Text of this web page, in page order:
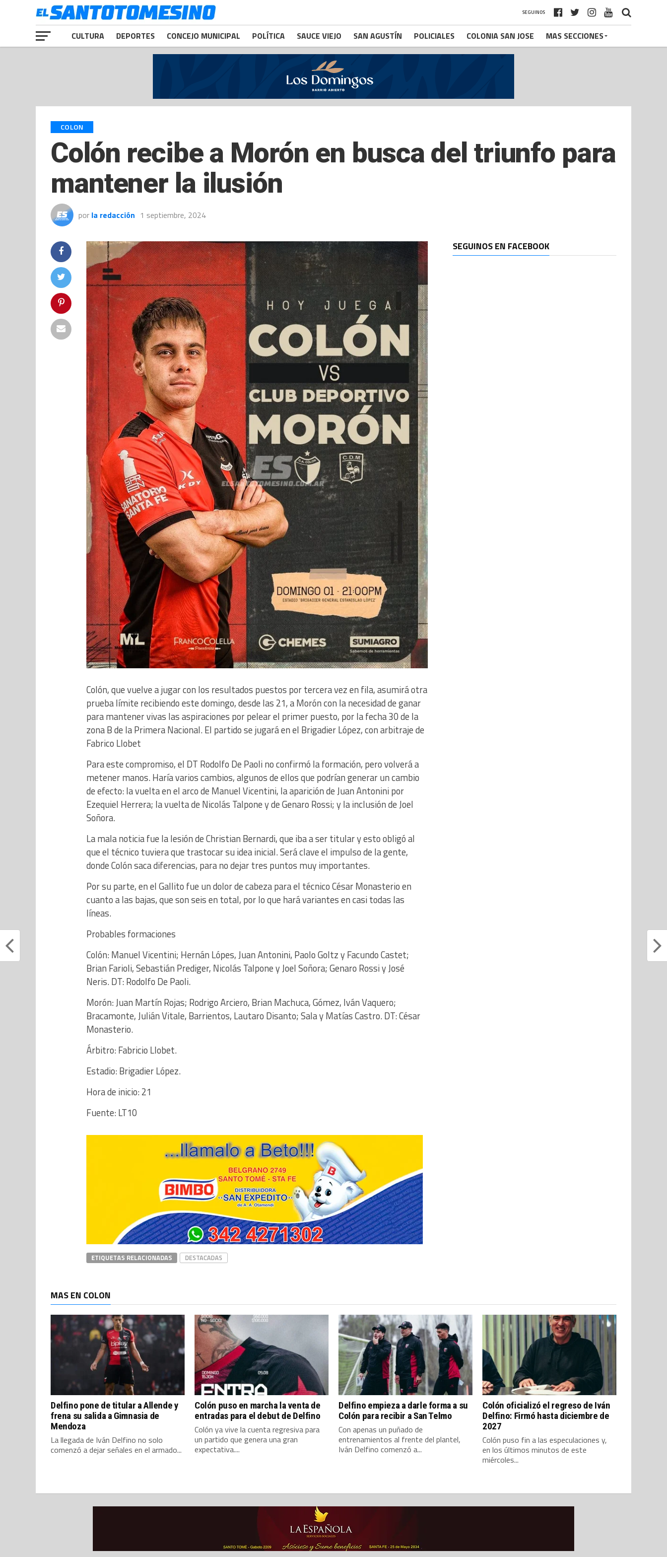
SEGUINOS
CULTURA DEPORTES CONCEJO MUNICIPAL POLÍTICA SAUCE VIEJO SAN AGUSTÍN POLICIALES COLONIA SAN JOSE MAS SECCIONES
COLON
Colón recibe a Morón en busca del triunfo para
mantener la ilusión
por la redacción 1 septiembre, 2024
Colón, que vuelve a jugar con los resultados puestos por tercera vez en fila, asumirá otra
prueba límite recibiendo este domingo, desde las 21, a Morón con la necesidad de ganar
para mantener vivas las aspiraciones por pelear el primer puesto, por la fecha 30 de la
zona B de la Primera Nacional. El partido se jugará en el Brigadier López, con arbitraje de
Fabrico Llobet
Para este compromiso, el DT Rodolfo De Paoli no confirmó la formación, pero volverá a
metener manos. Haría varios cambios, algunos de ellos que podrían generar un cambio
de efecto: la vuelta en el arco de Manuel Vicentini, la aparición de Juan Antonini por
Ezequiel Herrera; la vuelta de Nicolás Talpone y de Genaro Rossi; y la inclusión de Joel
Soñora.
La mala noticia fue la lesión de Christian Bernardi, que iba a ser titular y esto obligó al
que el técnico tuviera que trastocar su idea inicial. Será clave el impulso de la gente,
donde Colón saca diferencias, para no dejar tres puntos muy importantes.
Por su parte, en el Gallito fue un dolor de cabeza para el técnico César Monasterio en
cuanto a las bajas, que son seis en total, por lo que hará variantes en casi todas las
líneas.
Probables formaciones
Colón: Manuel Vicentini; Hernán Lópes, Juan Antonini, Paolo Goltz y Facundo Castet;
Brian Farioli, Sebastián Prediger, Nicolás Talpone y Joel Soñora; Genaro Rossi y José
Neris. DT: Rodolfo De Paoli.
Morón: Juan Martín Rojas; Rodrigo Arciero, Brian Machuca, Gómez, Iván Vaquero;
Bracamonte, Julián Vitale, Barrientos, Lautaro Disanto; Sala y Matías Castro. DT: César
Monasterio.
Árbitro: Fabricio Llobet.
Estadio: Brigadier López.
Hora de inicio: 21
Fuente: LT10
ETIQUETAS RELACIONADAS DESTACADAS
SEGUINOS EN FACEBOOK
MAS EN COLON
Delfino pone de titular a Allende y
frena su salida a Gimnasia de
Mendoza
La llegada de Iván Delfino no solo
comenzó a dejar señales en el armado...
Colón puso en marcha la venta de
entradas para el debut de Delfino
Colón ya vive la cuenta regresiva para
un partido que genera una gran
expectativa....
Delfino empieza a darle forma a su
Colón para recibir a San Telmo
Con apenas un puñado de
entrenamientos al frente del plantel,
Iván Delfino comenzó a...
Colón oficializó el regreso de Iván
Delfino: Firmó hasta diciembre de
2027
Colón puso fin a las especulaciones y,
en los últimos minutos de este
miércoles...